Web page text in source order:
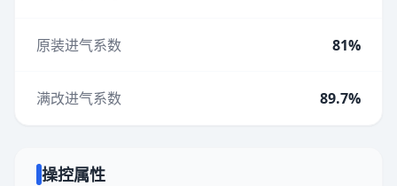
原装进气系数 81%
满改进气系数 89.7%
操控属性